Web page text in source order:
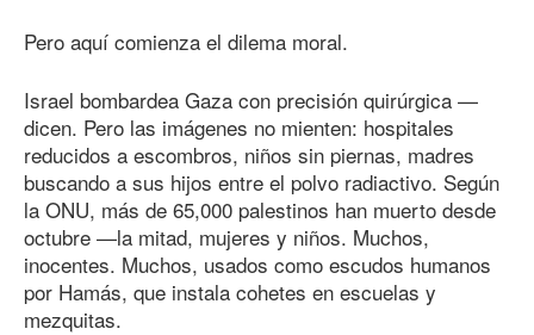
Pero aquí comienza el dilema moral.
Israel bombardea Gaza con precisión quirúrgica —
dicen. Pero las imágenes no mienten: hospitales
reducidos a escombros, niños sin piernas, madres
buscando a sus hijos entre el polvo radiactivo. Según
la ONU, más de 65,000 palestinos han muerto desde
octubre —la mitad, mujeres y niños. Muchos,
inocentes. Muchos, usados como escudos humanos
por Hamás, que instala cohetes en escuelas y
mezquitas.